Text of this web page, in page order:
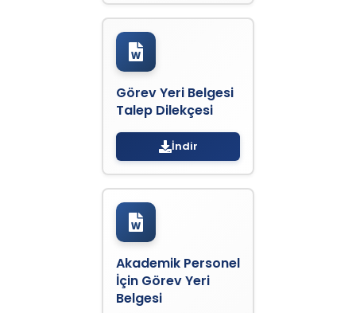
Görev Yeri Belgesi
Talep Dilekçesi
İndir
Akademik Personel
İçin Görev Yeri
Belgesi